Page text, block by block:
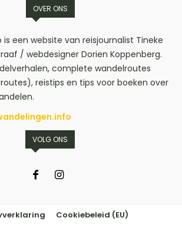
OVER ONS
een website van reisjournalist Tineke
/ webdesigner Dorien Koppenberg.
complete wandelroutes
reistips en tips voor boeken over
VOLG ONS
Cookiebeleid (EU)